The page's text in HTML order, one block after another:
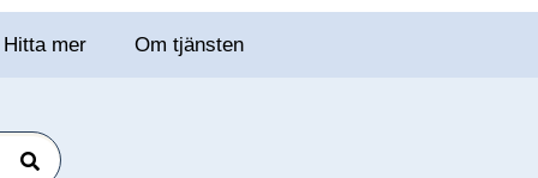
Hitta mer Om tjänsten
Sök